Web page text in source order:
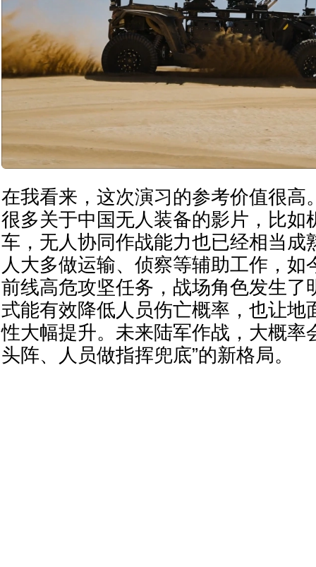
在我看来，这次演习的参考价值很高
很多关于中国无人装备的影片，比如
车，无人协同作战能力也已经相当成
人大多做运输、侦察等辅助工作，如
前线高危攻坚任务，战场角色发生了
式能有效降低人员伤亡概率，也让地
性大幅提升。未来陆军作战，大概率
头阵、人员做指挥兜底”的新格局。